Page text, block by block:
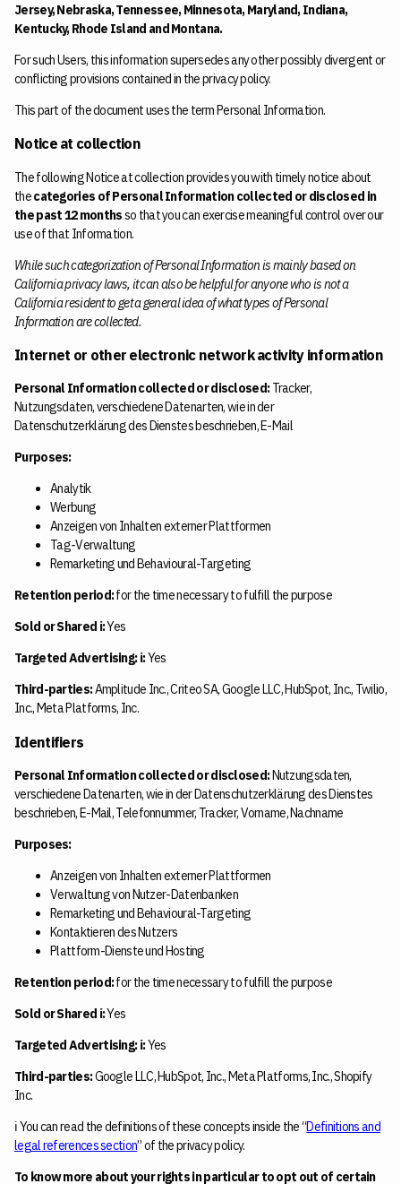
Jersey, Nebraska, Tennessee, Minnesota, Maryland, Indiana,
Kentucky, Rhode Island and Montana.
For such Users, this information supersedes any other possibly divergent or
conflicting provisions contained in the privacy policy.
This part of the document uses the term Personal Information.
Notice at collection
The following Notice at collection provides you with timely notice about
thecategories of Personal Information collected or disclosed in
the past 12 monthsso that you can exercise meaningful control over our
use of that Information.
While such categorization of Personal Information is mainly based on
California privacy laws, it can also be helpful for anyone who is not a
California resident to get a general idea of what types of Personal
Information are collected.
Internet or other electronic network activity information
Personal Information collected or disclosed:Tracker,
Nutzungsdaten, verschiedene Datenarten, wie in der
Datenschutzerklärung des Dienstes beschrieben, E-Mail
Purposes:
Analytik
Werbung
Anzeigen von Inhalten externer Plattformen
Tag-Verwaltung
Remarketing und Behavioural-Targeting
Retention period:for the time necessary to fulfill the purpose
Sold or Shared ℹ️:Yes
Targeted Advertising: ℹ️:Yes
Third-parties:Amplitude Inc., Criteo SA, Google LLC, HubSpot, Inc., Twilio,
Inc., Meta Platforms, Inc.
Identifiers
Personal Information collected or disclosed:Nutzungsdaten,
verschiedene Datenarten, wie in der Datenschutzerklärung des Dienstes
beschrieben, E-Mail, Telefonnummer, Tracker, Vorname, Nachname
Purposes:
Anzeigen von Inhalten externer Plattformen
Verwaltung von Nutzer-Datenbanken
Remarketing und Behavioural-Targeting
Kontaktieren des Nutzers
Plattform-Dienste und Hosting
Retention period:for the time necessary to fulfill the purpose
Sold or Shared ℹ️:Yes
Targeted Advertising: ℹ️:Yes
Third-parties:Google LLC, HubSpot, Inc., Meta Platforms, Inc., Shopify
Inc.
ℹ️ You can read the definitions of these concepts inside the “Definitions and
legal references section” of the privacy policy.
To know more about your rights in particular to opt out of certain